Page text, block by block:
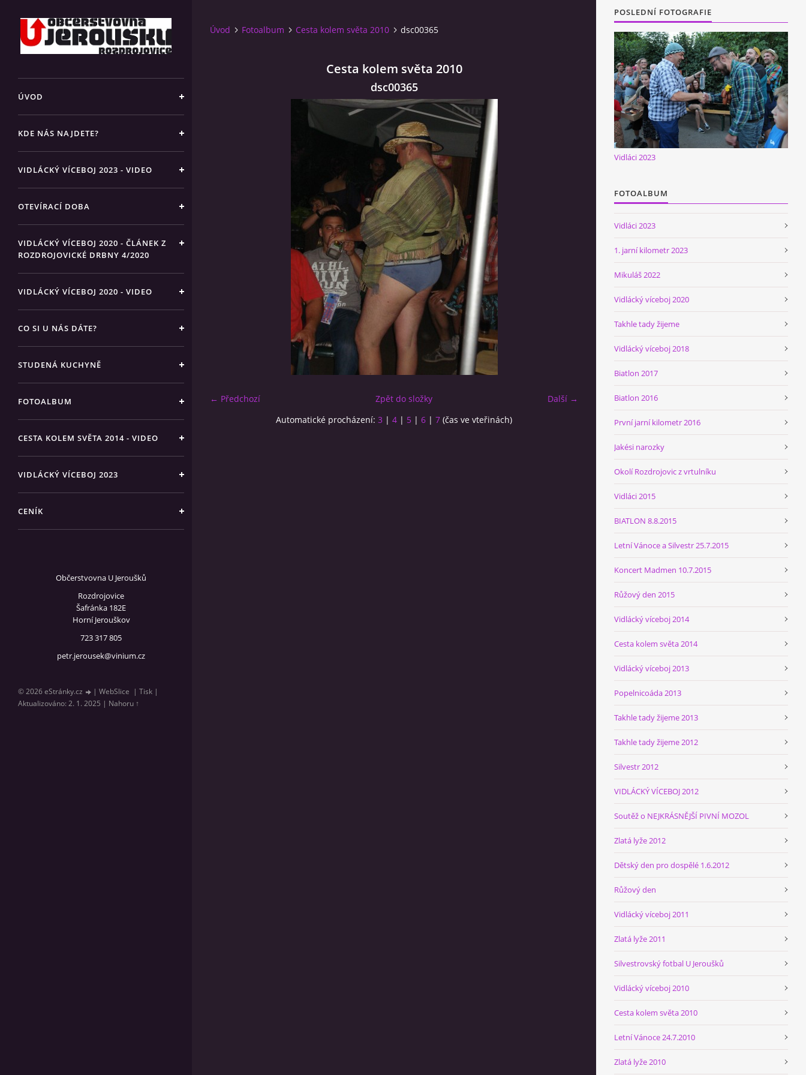
ÚVOD
KDE NÁS NAJDETE?
VIDLÁCKÝ VÍCEBOJ 2023 - VIDEO
OTEVÍRACÍ DOBA
VIDLÁCKÝ VÍCEBOJ 2020 - ČLÁNEK Z
ROZDROJOVICKÉ DRBNY 4/2020
VIDLÁCKÝ VÍCEBOJ 2020 - VIDEO
CO SI U NÁS DÁTE?
STUDENÁ KUCHYNĚ
FOTOALBUM
CESTA KOLEM SVĚTA 2014 - VIDEO
VIDLÁCKÝ VÍCEBOJ 2023
CENÍK
Občerstvovna U Jeroušků
Rozdrojovice
Šafránka 182E
Horní Jerouškov
723 317 805
petr.jerousek@vinium.cz
© 2026 eStránky.cz | WebSlice | Tisk |
Aktualizováno: 2. 1. 2025 | Nahoru ↑
Úvod Fotoalbum Cesta kolem světa 2010 dsc00365
Cesta kolem světa 2010
dsc00365
← Předchozí Další →
Zpět do složky
Automatické procházení: 3 | 4 | 5 | 6 | 7 (čas ve vteřinách)
POSLEDNÍ FOTOGRAFIE
Vidláci 2023
FOTOALBUM
Vidláci 2023
1. jarní kilometr 2023
Mikuláš 2022
Vidlácký víceboj 2020
Takhle tady žijeme
Vidlácký víceboj 2018
Biatlon 2017
Biatlon 2016
První jarní kilometr 2016
Jakési narozky
Okolí Rozdrojovic z vrtulníku
Vidláci 2015
BIATLON 8.8.2015
Letní Vánoce a Silvestr 25.7.2015
Koncert Madmen 10.7.2015
Růžový den 2015
Vidlácký víceboj 2014
Cesta kolem světa 2014
Vidlácký víceboj 2013
Popelnicoáda 2013
Takhle tady žijeme 2013
Takhle tady žijeme 2012
Silvestr 2012
VIDLÁCKÝ VÍCEBOJ 2012
Soutěž o NEJKRÁSNĚJŠÍ PIVNÍ MOZOL
Zlatá lyže 2012
Dětský den pro dospělé 1.6.2012
Růžový den
Vidlácký víceboj 2011
Zlatá lyže 2011
Silvestrovský fotbal U Jeroušků
Vidlácký víceboj 2010
Cesta kolem světa 2010
Letní Vánoce 24.7.2010
Zlatá lyže 2010